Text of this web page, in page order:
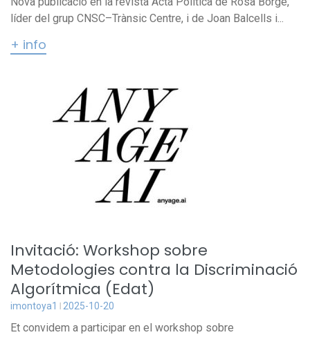
líder del grup CNSC–Trànsic Centre, i de Joan Balcells i...
+ info
Invitació: Workshop sobre
Metodologies contra la Discriminació
Algorítmica (Edat)
imontoya1 2025-10-20
Et convidem a participar en el workshop sobre